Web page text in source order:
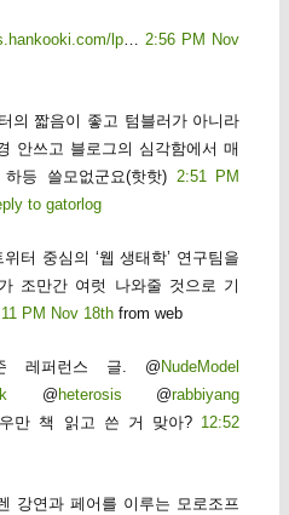
lp
2:56 PM Nov
의 짧음이 좋고 텀블러가 아니라
안쓰고 블로그의 심각함에서 매
등 쓸모없군요(핫핫)
2:51 PM
to gatorlog
터 중심의 ‘웹 생태학’ 연구팀을
조만간 여럿 나와줄 것으로 기
PM Nov 18th from web
레퍼런스 글. @ NudeModel
@ heterosis @rabbiyang
만 책 읽고 쓴 거 맞아? 12:52
강연과 페어를 이루는 모로조프